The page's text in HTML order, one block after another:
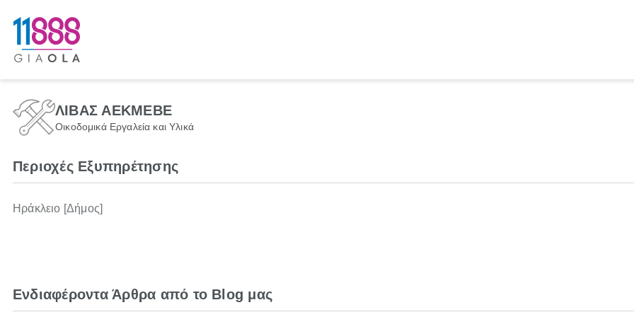
ΛΙΒΑΣ ΑΕΚΜΕΒΕ
Οικοδομικά Εργαλεία και Υλικά
Περιοχές Εξυπηρέτησης
Ηράκλειο [Δήμος]
Ενδιαφέροντα Άρθρα από το Blog μας